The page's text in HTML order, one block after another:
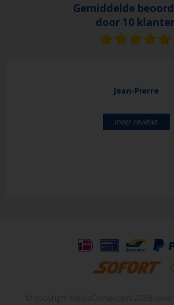
Gemiddelde
door 10
Jean-Pierre
meer reviews